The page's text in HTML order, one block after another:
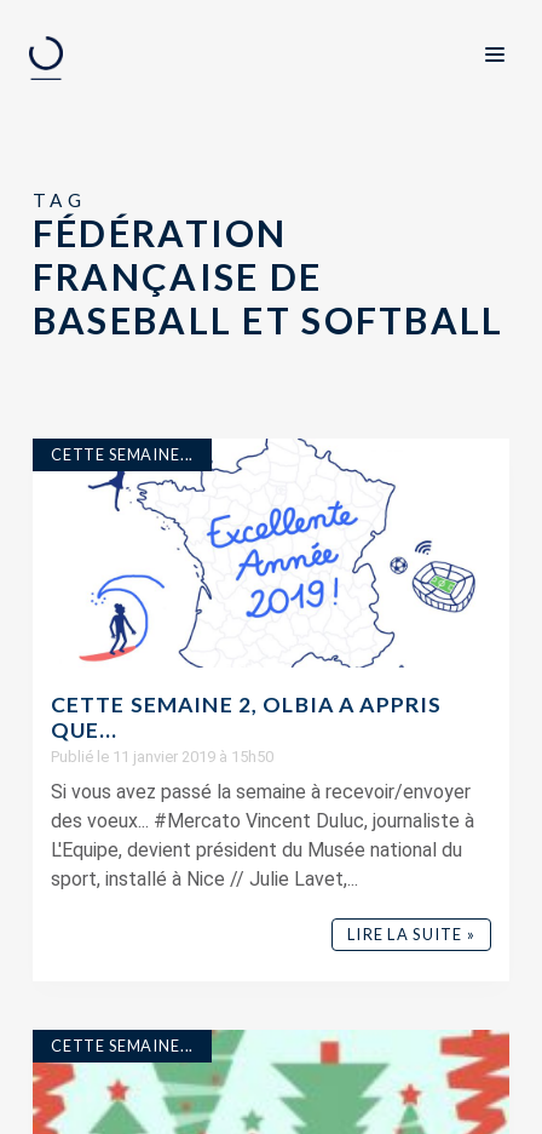
TAG
FÉDÉRATION
FRANÇAISE DE
BASEBALL ET SOFTBALL
CETTE SEMAINE...
CETTE SEMAINE 2, OLBIA A APPRIS
QUE…
Publié le 11 janvier 2019 à 15h50
Si vous avez passé la semaine à recevoir/envoyer
des voeux... #Mercato Vincent Duluc, journaliste à
L'Equipe, devient président du Musée national du
sport, installé à Nice // Julie Lavet,...
LIRE LA SUITE »
CETTE SEMAINE...